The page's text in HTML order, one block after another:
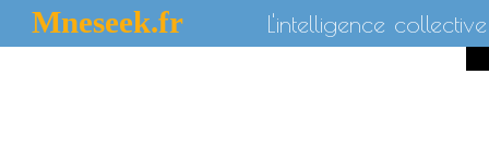
Mneseek.fr L'intelligence collective